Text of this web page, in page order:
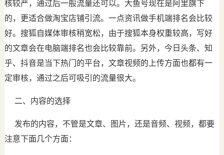
核较严，通过后一般流量还可以。大鱼号现在是阿里旗下
的，更适合做淘宝店铺引流。一点资讯做手机端排名会比较
好。搜狐自媒体审核稍宽松，由于搜狐本身权重较高，写好
的文章会在电脑端排名也会比较靠前。另外，今日头条、知
乎、抖音是当下热门的平台，文章视频的上传方面也都有一
定审核，通过之后可吸引的流量很大。
二、内容的选择
发布的内容，不管是文章、图片，还是音频、视频，都要
注意下面几个方面：